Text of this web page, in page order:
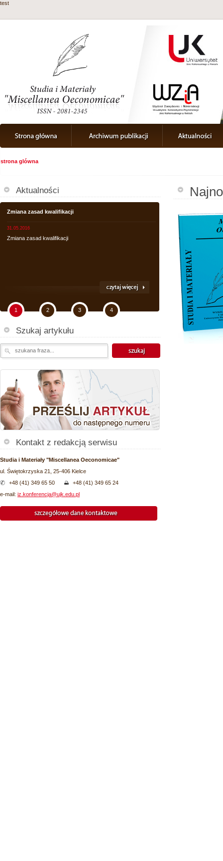
test
strona glówna
Aktualności
Zmiana zasad kwalifikacji
31.05.2016
Zmiana zasad kwalifikacji
1 2 3 4
Szukaj artykułu
Kontakt z redakcją serwisu
Studia i Materiały "Miscellanea Oeconomicae"
ul. Świętokrzyska 21, 25-406 Kielce
+48 (41) 349 65 50
+48 (41) 349 65 24
e-mail: iz.konferencja@ujk.edu.pl